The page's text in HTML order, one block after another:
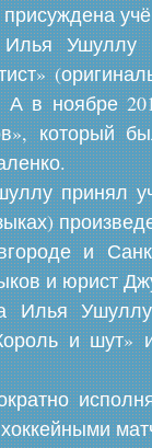
Ушуллу
А в ноябре
который
принял
и
и юрист
Ушуллу
и шут»